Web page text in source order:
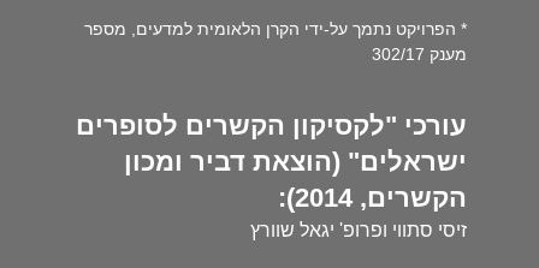
* הפרויקט נתמך על-ידי הקרן הלאומית למדעים, מספר
מענק 302/17
עורכי "לקסיקון הקשרים לסופרים
ישראלים" (הוצאת דביר ומכון
הקשרים, 2014):
זיסי סתווי ופרופ' יגאל שוורץ